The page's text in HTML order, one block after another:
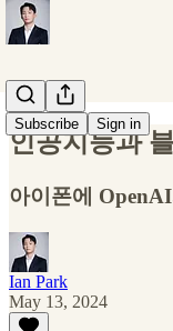
Subscribe Sign in
인공지능과
아이폰에
Ian Park
May 13, 2024